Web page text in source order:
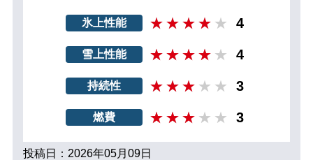
氷上性能 4
雪上性能 4
持続性 3
燃費 3
投稿日：2026年05月09日